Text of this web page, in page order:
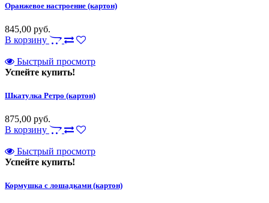
Оранжевое настроение (картон)
845,00 руб.
В корзину
Быстрый просмотр
Успейте купить!
Шкатулка Ретро (картон)
875,00 руб.
В корзину
Быстрый просмотр
Успейте купить!
Кормушка с лошадками (картон)